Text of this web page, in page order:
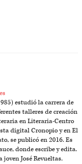
estudió la carrera de
talleres de creación
en Literaria-Centro
digital Cronopio y en El
se publicó en 2016. Es
donde escribe y edita.
José Revueltas.